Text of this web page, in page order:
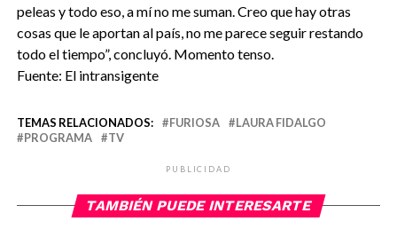
peleas y todo eso, a mí no me suman. Creo que hay otras
cosas que le aportan al país, no me parece seguir restando
todo el tiempo”, concluyó. Momento tenso.
Fuente: El intransigente
TEMAS RELACIONADOS: FURIOSA
LAURA FIDALGO
PROGRAMA
TV
PUBLICIDAD
TAMBIÉN PUEDE INTERESARTE